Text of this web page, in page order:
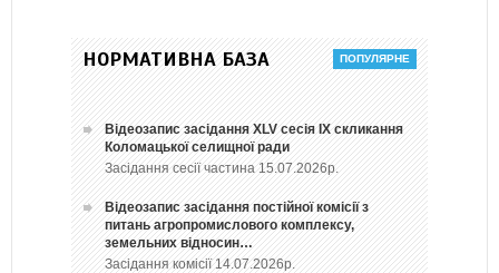
НОРМАТИВНА БАЗА
Відеозапис засідання ХLV сесія ІХ скликання
Коломацької селищної ради
Засідання сесії частина 15.07.2026р.
Відеозапис засідання постійної комісії з
питань агропромислового комплексу,
земельних відносин…
Засідання комісії 14.07.2026р.